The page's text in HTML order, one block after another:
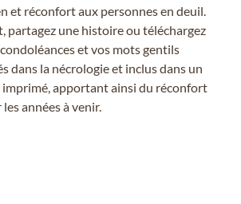
et réconfort aux personnes en deuil.
partagez une histoire ou téléchargez
et vos mots gentils
dans la nécrologie et inclus dans un
apportant ainsi du réconfort
années à venir.